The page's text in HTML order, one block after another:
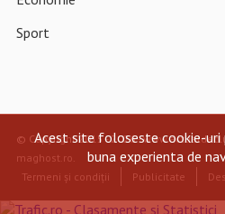
Sport
© Copyright 2015 - 2026 -
maghost.ro.
Termeni și condiții
Publicitate
Acest site foloseste cookie-uri
buna experienta de